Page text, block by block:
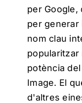
per
per generar
nom clau
popularitzar
potència
Image. El
d'altres